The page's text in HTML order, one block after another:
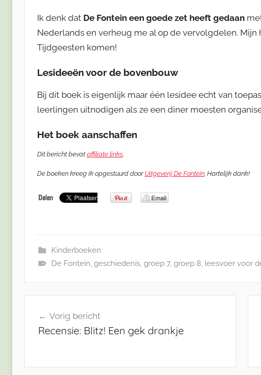
Ik denk dat De Fontein een goede zet heeft gedaan
Nederlands en verheug me al op de vervolgdelen. Mijn
Tijdgeesten komen!
Lesideeën voor de bovenbouw
Bij dit boek is eigenlijk maar één lesidee echt van
leerlingen uitnodigen als ze een diner moesten
Het boek aanschaffen
Dit bericht bevat affiliate links.
De boeken kreeg ik opgestuurd door Uitgeverij De Fontein. Hartelijk dank!
Kinderboeken
De Fontein, geschiedenis, groep 7, groep 8, leesvoer voor
navigatie
Vorig bericht
Recensie: Blitz! Een gek drankje